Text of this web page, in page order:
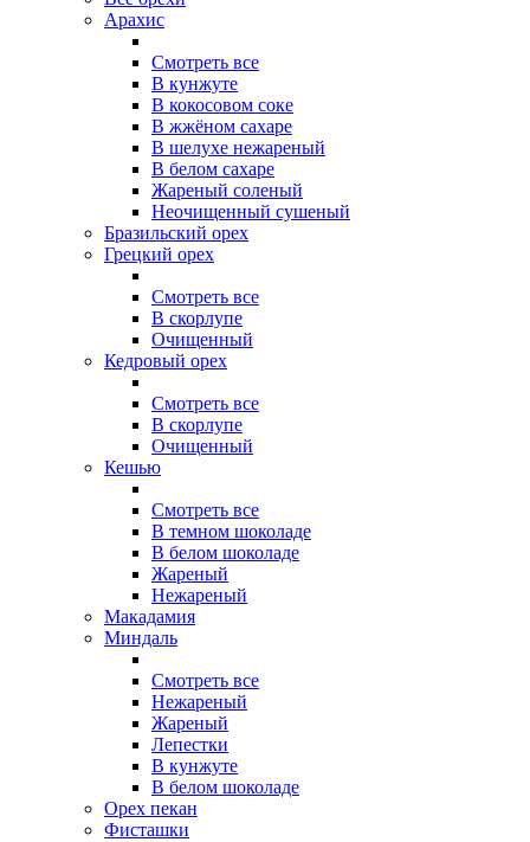
Арахис
Смотреть все
В кунжуте
В кокосовом соке
В жжёном сахаре
В шелухе нежареный
В белом сахаре
Жареный соленый
Неочищенный сушеный
Бразильский орех
Грецкий орех
Смотреть все
В скорлупе
Очищенный
Кедровый орех
Смотреть все
В скорлупе
Очищенный
Кешью
Смотреть все
В темном шоколаде
В белом шоколаде
Жареный
Нежареный
Макадамия
Миндаль
Смотреть все
Нежареный
Жареный
Лепестки
В кунжуте
В белом шоколаде
Орех пекан
Фисташки